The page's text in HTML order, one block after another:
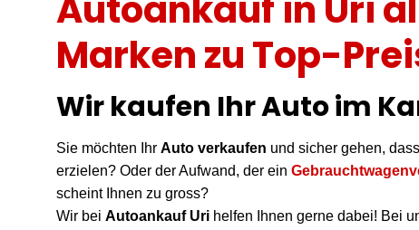
Marken zu Top-
Wir kaufen Ihr Auto im
Sie möchten Ihr Auto verkaufen und sicher gehen,
erzielen? Oder der Aufwand, der ein
scheint Ihnen zu gross?
Wir bei Autoankauf Uri helfen Ihnen gerne dabei! Bei